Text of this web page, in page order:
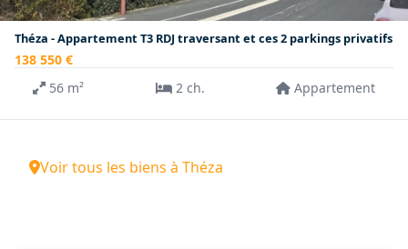
Théza - Appartement T3 RDJ traversant et ces 2 parkings privatifs
138 550 €
56 m²
2 ch. Appartement
Voir tous les biens à Théza